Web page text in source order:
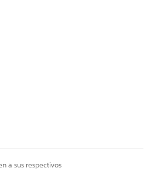
a sus respectivos